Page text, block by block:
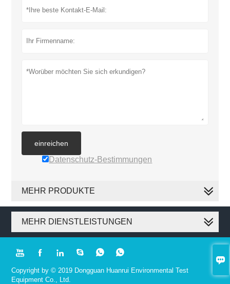

einreichen
Datenschutz-Bestimmungen
MEHR PRODUKTE
MEHR DIENSTLEISTUNGEN
     
Copyright by © 2019 Dongguan Huanrui Environmental Test
Equipment Co., Ltd.